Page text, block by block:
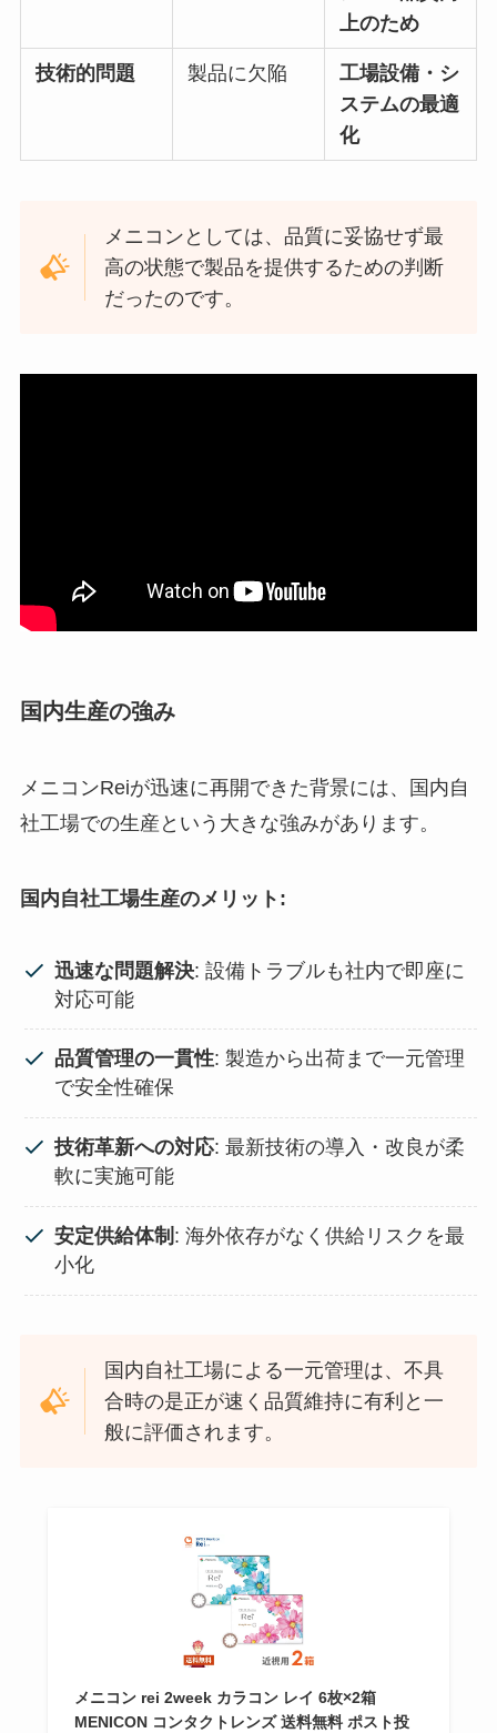
上のため
技術的問題 製品に欠陥
工場設備・シ
ステムの最適
化
メニコンとしては、品質に妥協せず最
高の状態で製品を提供するための判断
だったのです。
国内生産の強み
メニコンReiが迅速に再開できた背景には、国内自
社工場での生産という大きな強みがあります。
国内自社工場生産のメリット:
迅速な問題解決: 設備トラブルも社内で即座に
対応可能
品質管理の一貫性: 製造から出荷まで一元管理
で安全性確保
技術革新への対応: 最新技術の導入・改良が柔
軟に実施可能
安定供給体制 : 海外依存がなく供給リスクを最
小化
国内自社工場による一元管理は、不具
合時の是正が速く品質維持に有利と一
般に評価されます。
メニコン rei 2week カラコン レイ 6枚×2箱
MENICON コンタクトレンズ 送料無料 ポスト投